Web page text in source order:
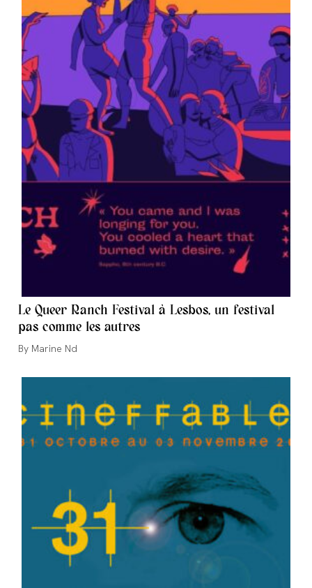
Le Queer Ranch Festival à Lesbos, un festival
pas comme les autres
Auteur/autrice
la
Marine Nd